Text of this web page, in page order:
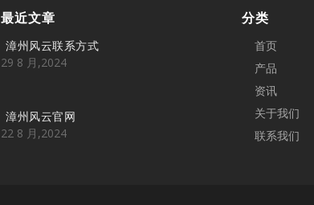
最近文章
漳州风云联系方式
29 8 月,2024
漳州风云官网
22 8 月,2024
分类
首页
产品
资讯
关于我们
联系我们